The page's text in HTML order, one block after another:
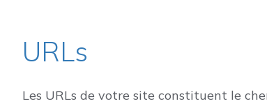
URLs
Les URLs de votre site constituent le